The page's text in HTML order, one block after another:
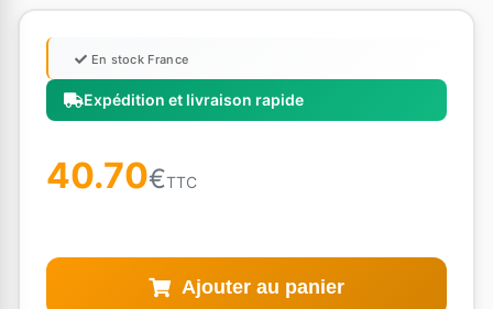
Expédition et livraison rapide
En stock France
40.70€TTC
Ajouter au panier